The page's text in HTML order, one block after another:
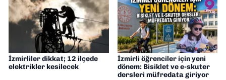
İzmirliler dikkat; 12 ilçede
elektrikler kesilecek
İzmirli öğrenciler için yeni
dönem: Bisiklet ve e-skuter
dersleri müfredata giriyor